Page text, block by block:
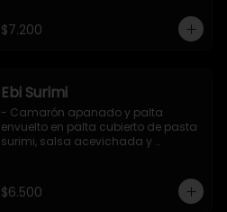
$7.200
Ebi Surimi
- Camarón apanado y palta
envuelto en palta cubierto de pasta
surimi, salsa acevichada y
$6.500